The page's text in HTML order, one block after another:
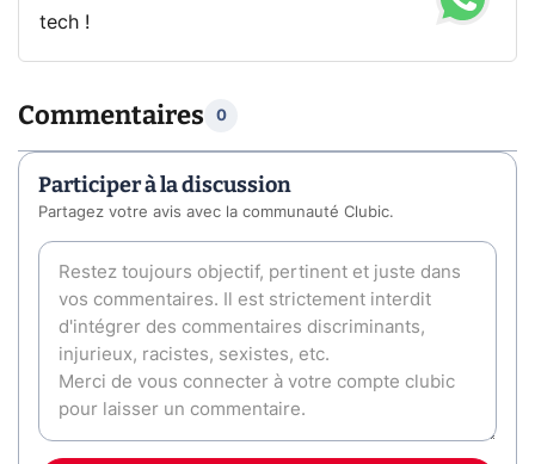
tech !
Commentaires 0
Participer à la discussion
Partagez votre avis avec la communauté Clubic.